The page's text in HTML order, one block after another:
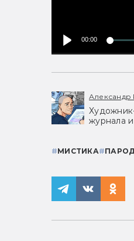
00:00
Александр
журнала
#МИСТИКА#